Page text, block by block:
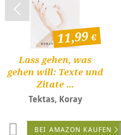
Lass gehen, was
gehen will: Texte und
Zitate ...
Tektas, Koray
11,99
BEI AMAZON KAUFEN